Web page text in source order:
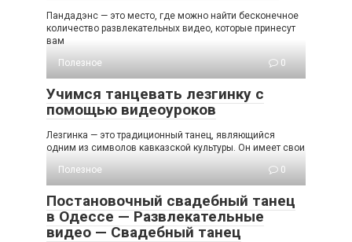
Пандадэнс — это место, где можно найти бесконечное
количество развлекательных видео, которые принесут
вам
Полезное
0
Учимся танцевать лезгинку с
помощью видеоуроков
Лезгинка — это традиционный танец, являющийся
одним из символов кавказской культуры. Он имеет свои
Полезное
0
Постановочный свадебный танец
в Одессе — Развлекательные
видео — Свадебный танец